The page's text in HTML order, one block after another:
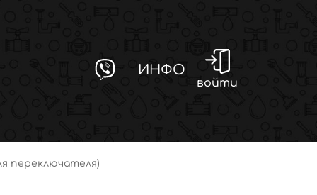
ИНФО
войти
переключателя)